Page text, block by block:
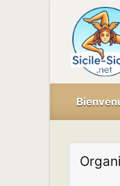
Skip to main content